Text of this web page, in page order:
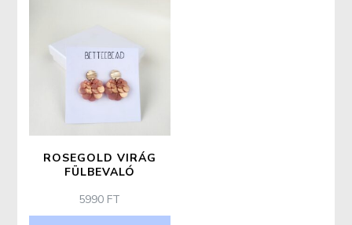
ROSEGOLD VIRÁG
FÜLBEVALÓ
5990 FT